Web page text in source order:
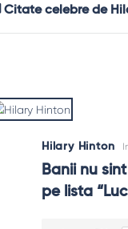
Citate celebre de
Hilary Hinton
Banii nu
pe lista